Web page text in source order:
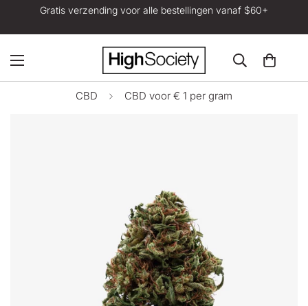
Gratis verzending voor alle bestellingen vanaf $60+
CBD CBD voor € 1 per gram